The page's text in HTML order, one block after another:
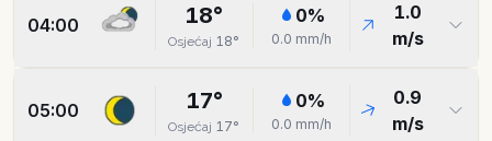
04:00 18°
Osjećaj 18°
0%
0.0 mm/h
1.0
m/s
05:00 17°
Osjećaj 17°
0%
0.0 mm/h
0.9
m/s